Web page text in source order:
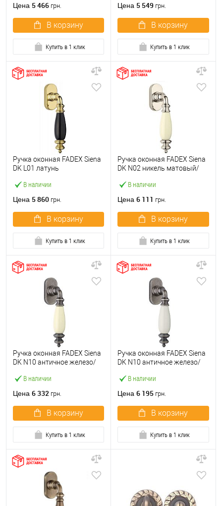
Цена 5 466 грн.
В корзину
Купить в 1 клик
Цена 5 549 грн.
В корзину
Купить в 1 клик
В наличии
Ручка оконная FADEX Siena
DK L01 латунь
керамика
Цена 5 860 грн.
В корзину
Купить в 1 клик
В наличии
Ручка оконная FADEX Siena
DK N02 никель матовый/
Цена 6 111 грн.
В корзину
Купить в 1 клик
В наличии
Ручка оконная FADEX Siena
DK N10 античное железо/
Цена 6 332 грн.
В корзину
Купить в 1 клик
В наличии
Ручка оконная FADEX Siena
DK N10 античное железо/
Цена 6 195 грн.
В корзину
Купить в 1 клик